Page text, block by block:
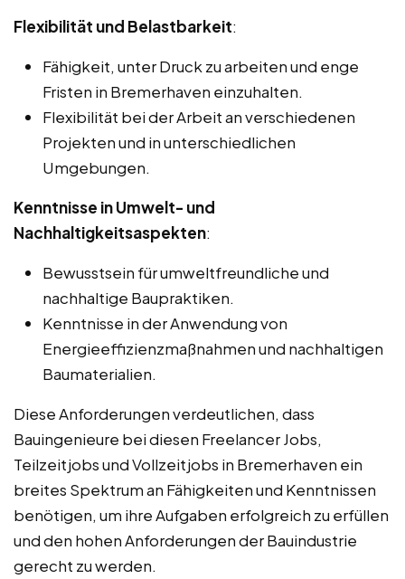
Flexibilität und Belastbarkeit:
Fähigkeit, unter Druck zu arbeiten und enge
Fristen in Bremerhaven einzuhalten.
Flexibilität bei der Arbeit an verschiedenen
Projekten und in unterschiedlichen
Umgebungen.
Kenntnisse in Umwelt- und
Nachhaltigkeitsaspekten:
Bewusstsein für umweltfreundliche und
nachhaltige Baupraktiken.
Kenntnisse in der Anwendung von
Energieeffizienzmaßnahmen und nachhaltigen
Baumaterialien.
Diese Anforderungen verdeutlichen, dass
Bauingenieure bei diesen Freelancer Jobs,
Teilzeitjobs und Vollzeitjobs in Bremerhaven ein
breites Spektrum an Fähigkeiten und Kenntnissen
benötigen, um ihre Aufgaben erfolgreich zu erfüllen
und den hohen Anforderungen der Bauindustrie
gerecht zu werden.